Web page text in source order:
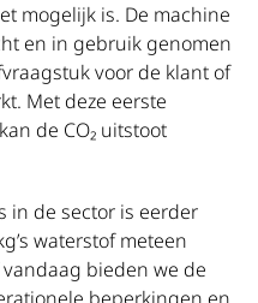
mogelijk is. De machine
en in gebruik genomen
voor de klant of
Met deze eerste
de CO₂ uitstoot
in de sector is eerder
waterstof meteen
bieden we de